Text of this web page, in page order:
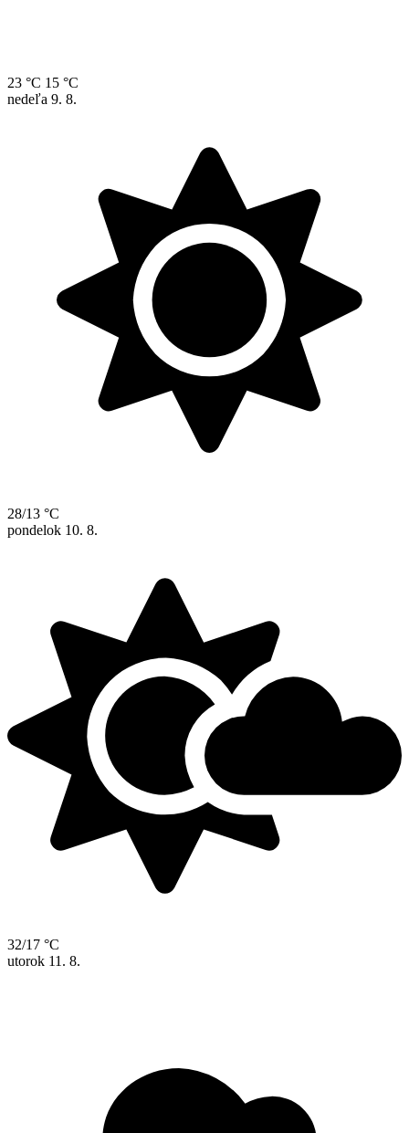
23 °C 15 °C
nedeľa 9. 8.
28/13 °C
pondelok 10. 8.
32/17 °C
utorok 11. 8.